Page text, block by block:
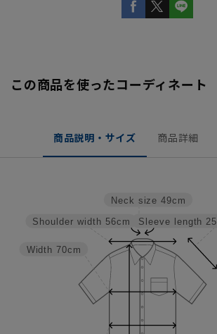
この商品を使ったコーディネート
商品説明・サイズ 商品詳細
Sleeve length
Neck size 49cm
Width 70cm
Shoulder width 56cm